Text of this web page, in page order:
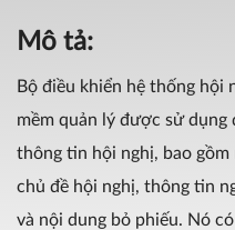
Mô tả:
Bộ điều khiển hệ thống hội
mềm quản lý được sử
thông tin hội nghị, bao
chủ đề hội nghị, thông tin
và nội dung bỏ phiếu. Nó